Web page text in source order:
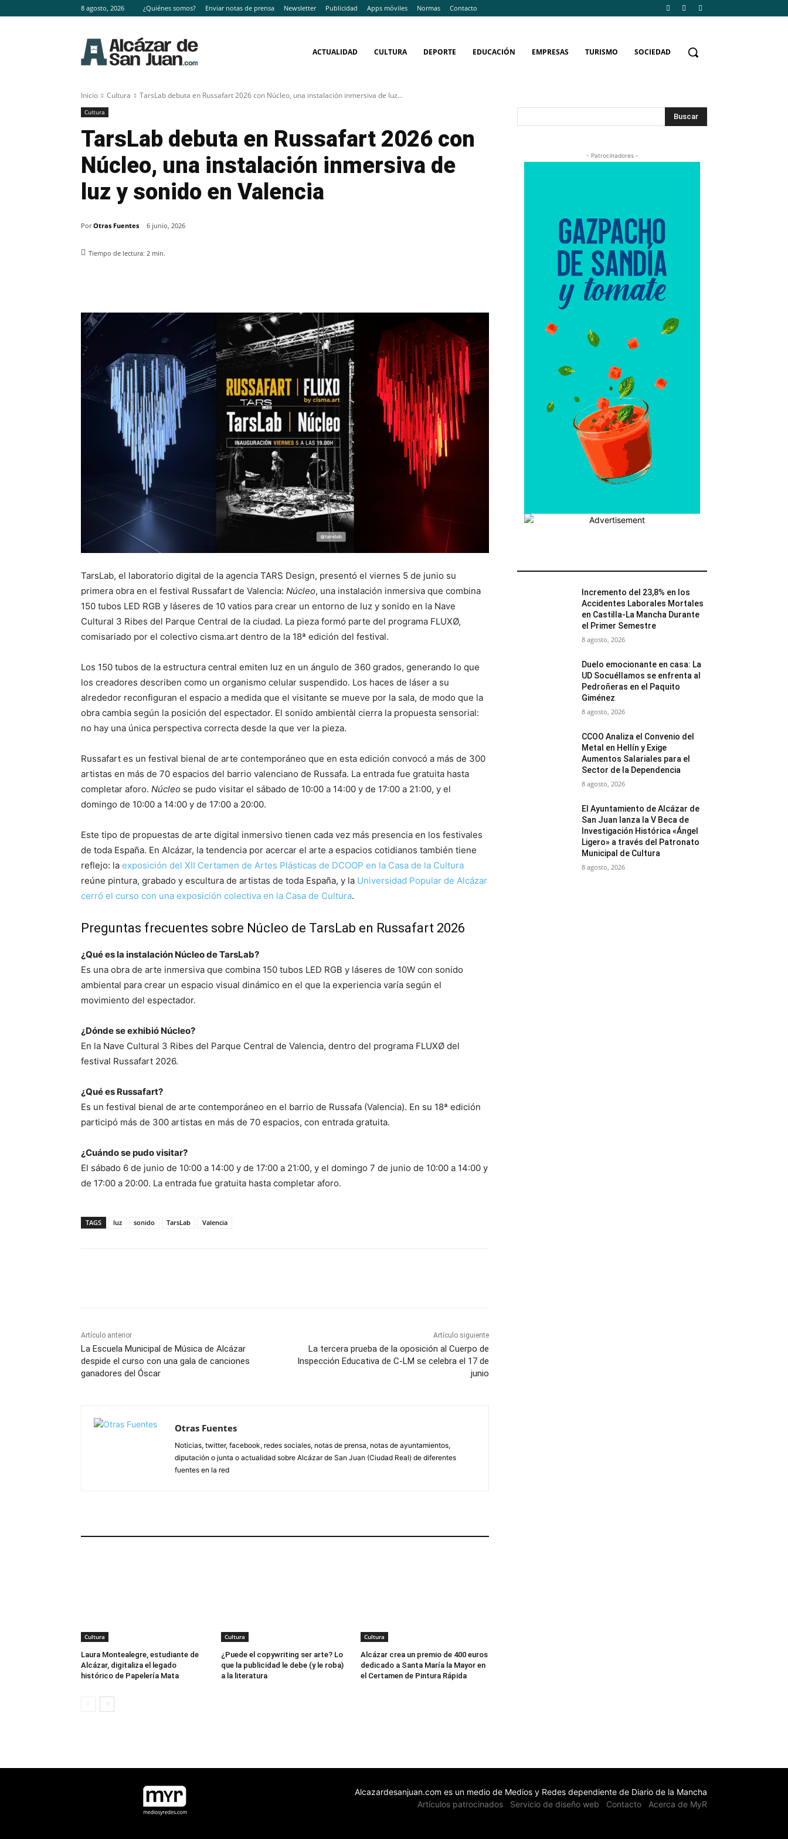
8 agosto, 2026 ¿Quiénes somos? Enviar notas de prensa Newsletter Publicidad Apps móviles Normas Contacto
ACTUALIDAD CULTURA DEPORTE EDUCACIÓN EMPRESAS TURISMO SOCIEDAD
Inicio Cultura TarsLab debuta en Russafart 2026 con Núcleo, una instalación inmersiva de luz...
Cultura
TarsLab debuta en Russafart 2026 con
Núcleo, una instalación inmersiva de
luz y sonido en Valencia
Por Otras Fuentes 6 junio, 2026
Tiempo de lectura: 2 min.
TarsLab, el laboratorio digital de la agencia TARS Design, presentó el viernes 5 de junio su
primera obra en el festival Russafart de Valencia: Núcleo, una instalación inmersiva que combina
150 tubos LED RGB y láseres de 10 vatios para crear un entorno de luz y sonido en la Nave
Cultural 3 Ribes del Parque Central de la ciudad. La pieza formó parte del programa FLUXØ,
comisariado por el colectivo cisma.art dentro de la 18ª edición del festival.
Los 150 tubos de la estructura central emiten luz en un ángulo de 360 grados, generando lo que
los creadores describen como un organismo celular suspendido. Los haces de láser a su
alrededor reconfiguran el espacio a medida que el visitante se mueve por la sala, de modo que la
obra cambia según la posición del espectador. El sonido ambientàl cierra la propuesta sensorial:
no hay una única perspectiva correcta desde la que ver la pieza.
Russafart es un festival bienal de arte contemporáneo que en esta edición convocó a más de 300
artistas en más de 70 espacios del barrio valenciano de Russafa. La entrada fue gratuita hasta
completar aforo. Núcleo se pudo visitar el sábado de 10:00 a 14:00 y de 17:00 a 21:00, y el
domingo de 10:00 a 14:00 y de 17:00 a 20:00.
Este tipo de propuestas de arte digital inmersivo tienen cada vez más presencia en los festivales
de toda España. En Alcázar, la tendencia por acercar el arte a espacios cotidianos también tiene
reflejo: la exposición del XII Certamen de Artes Plásticas de DCOOP en la Casa de la Cultura
reúne pintura, grabado y escultura de artistas de toda España, y la Universidad Popular de Alcázar
cerró el curso con una exposición colectiva en la Casa de Cultura.
Preguntas frecuentes sobre Núcleo de TarsLab en Russafart 2026
¿Qué es la instalación Núcleo de TarsLab?
Es una obra de arte inmersiva que combina 150 tubos LED RGB y láseres de 10W con sonido
ambiental para crear un espacio visual dinámico en el que la experiencia varía según el
movimiento del espectador.
¿Dónde se exhibió Núcleo?
En la Nave Cultural 3 Ribes del Parque Central de Valencia, dentro del programa FLUXØ del
festival Russafart 2026.
¿Qué es Russafart?
Es un festival bienal de arte contemporáneo en el barrio de Russafa (Valencia). En su 18ª edición
participó más de 300 artistas en más de 70 espacios, con entrada gratuita.
¿Cuándo se pudo visitar?
El sábado 6 de junio de 10:00 a 14:00 y de 17:00 a 21:00, y el domingo 7 de junio de 10:00 a 14:00 y
de 17:00 a 20:00. La entrada fue gratuita hasta completar aforo.
TAGS luz sonido TarsLab Valencia
Artículo anterior
La Escuela Municipal de Música de Alcázar
despide el curso con una gala de canciones
ganadores del Óscar
Artículo siguiente
La tercera prueba de la oposición al Cuerpo de
Inspección Educativa de C-LM se celebra el 17 de
junio
Otras Fuentes
Noticias, twitter, facebook, redes sociales, notas de prensa, notas de ayuntamientos,
diputación o junta o actualidad sobre Alcázar de San Juan (Ciudad Real) de diferentes
fuentes en la red
Cultura
Laura Montealegre, estudiante de
Alcázar, digitaliza el legado
histórico de Papelería Mata
Cultura
¿Puede el copywriting ser arte? Lo
que la publicidad le debe (y le roba)
a la literatura
Cultura
Alcázar crea un premio de 400 euros
dedicado a Santa María la Mayor en
el Certamen de Pintura Rápida
Buscar
- Patrocinadores -
Incremento del 23,8% en los
Accidentes Laborales Mortales
en Castilla-La Mancha Durante
el Primer Semestre
8 agosto, 2026
Duelo emocionante en casa: La
UD Socuéllamos se enfrenta al
Pedroñeras en el Paquito
Giménez
8 agosto, 2026
CCOO Analiza el Convenio del
Metal en Hellín y Exige
Aumentos Salariales para el
Sector de la Dependencia
8 agosto, 2026
El Ayuntamiento de Alcázar de
San Juan lanza la V Beca de
Investigación Histórica «Ángel
Ligero» a través del Patronato
Municipal de Cultura
8 agosto, 2026
Alcazardesanjuan.com es un medio de Medios y Redes dependiente de Diario de la Mancha
Artículos patrocinados
Servicio de diseño web Contacto Acerca de MyR